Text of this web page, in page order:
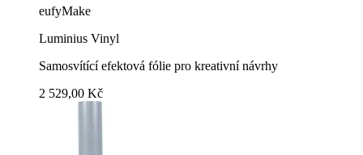
eufyMake
Luminius Vinyl
Samosvítící efektová fólie pro kreativní návrhy
2 529,00 Kč